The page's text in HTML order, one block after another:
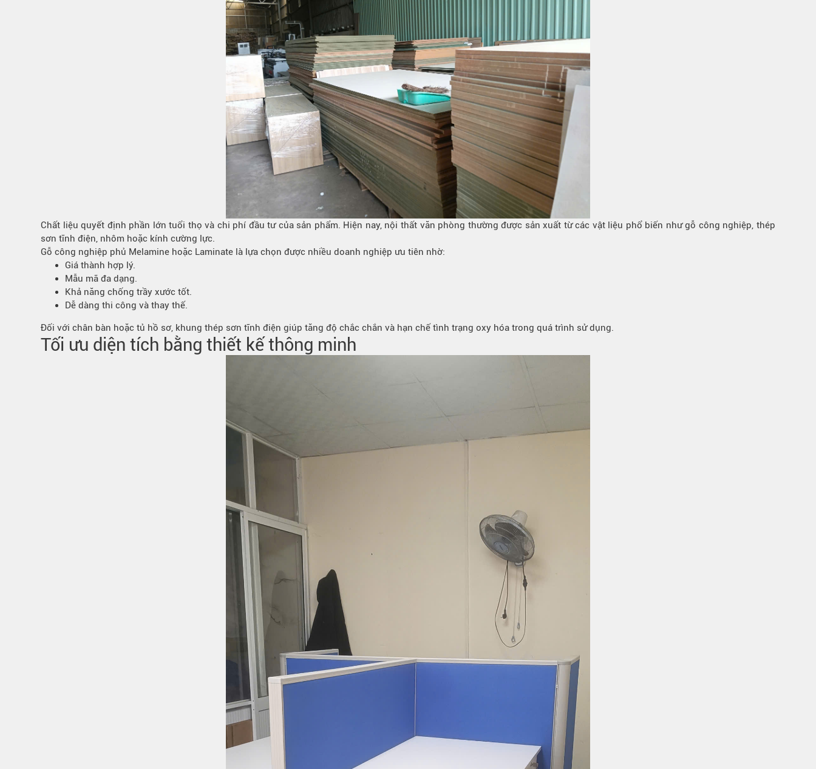
Chất liệu quyết định phần lớn tuổi thọ và chi phí đầu tư của sản phẩm. Hiện nay, nội thất văn phòng thường được sản xuất từ các vật liệu phổ biến như gỗ công nghiệp, thép
sơn tĩnh điện, nhôm hoặc kính cường lực.
Gỗ công nghiệp phủ Melamine hoặc Laminate là lựa chọn được nhiều doanh nghiệp ưu tiên nhờ:
Giá thành hợp lý.
Mẫu mã đa dạng.
Khả năng chống trầy xước tốt.
Dễ dàng thi công và thay thế.
Đối với chân bàn hoặc tủ hồ sơ, khung thép sơn tĩnh điện giúp tăng độ chắc chắn và hạn chế tình trạng oxy hóa trong quá trình sử dụng.
Tối ưu diện tích bằng thiết kế thông minh